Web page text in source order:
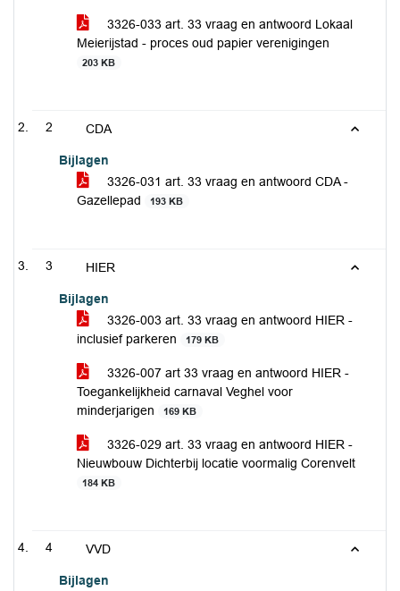
3326-033 art. 33 vraag en antwoord Lokaal
Meierijstad - proces oud papier verenigingen
203 KB
2 CDA
Bijlagen
3326-031 art. 33 vraag en antwoord CDA -
Gazellepad
193 KB
3 HIER
Bijlagen
3326-003 art. 33 vraag en antwoord HIER -
inclusief parkeren
179 KB
3326-007 art 33 vraag en antwoord HIER -
Toegankelijkheid carnaval Veghel voor
minderjarigen
169 KB
3326-029 art. 33 vraag en antwoord HIER -
Nieuwbouw Dichterbij locatie voormalig Corenvelt
184 KB
4 VVD
Bijlagen